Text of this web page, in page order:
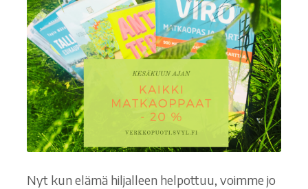
Nyt kun elämä hiljalleen helpottuu, voimme jo